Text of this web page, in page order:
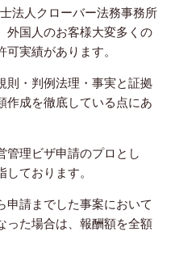
法人クローバー法務事務所
外国人のお客様大変多くの
実績があります。
則・判例法理・事実と証拠
作成を徹底している点にあ
管理ビザ申請のプロとし
ております。
申請までした事案において
った場合は、報酬額を全額